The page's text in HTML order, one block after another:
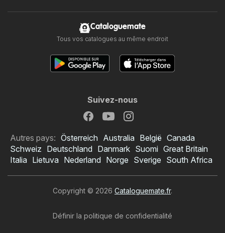
Cataloguemate
Tous vos catalogues au même endroit
Suivez-nous
Autres pays: Österreich Australia België Canada
Schweiz Deutschland Danmark Suomi Great Britain
Italia Lietuva Nederland Norge Sverige South Africa
Copyright © 2026 Cataloguemate.fr.
Définir la politique de confidentialité